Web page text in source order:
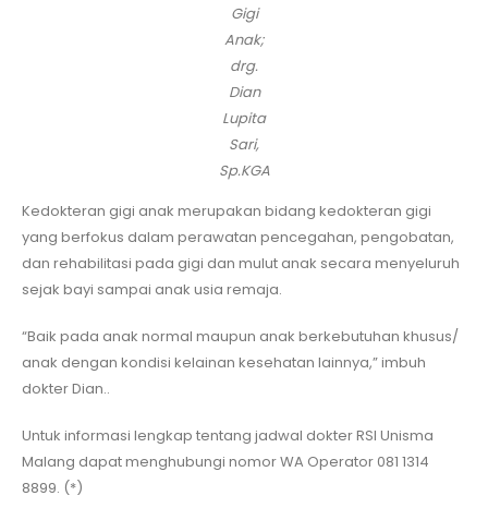
Gigi
Anak;
drg.
Dian
Lupita
Sari,
Sp.KGA
Kedokteran gigi anak merupakan bidang kedokteran gigi
yang berfokus dalam perawatan pencegahan, pengobatan,
dan rehabilitasi pada gigi dan mulut anak secara menyeluruh
sejak bayi sampai anak usia remaja.
“Baik pada anak normal maupun anak berkebutuhan khusus/
anak dengan kondisi kelainan kesehatan lainnya,” imbuh
dokter Dian..
Untuk informasi lengkap tentang jadwal dokter RSI Unisma
Malang dapat menghubungi nomor WA Operator 081 1314
8899. (*)